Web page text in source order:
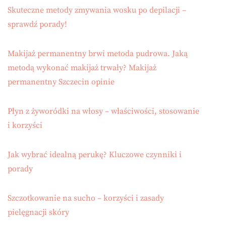
Skuteczne metody zmywania wosku po depilacji –
sprawdź porady!
Makijaż permanentny brwi metoda pudrowa. Jaką
metodą wykonać makijaż trwały? Makijaż
permanentny Szczecin opinie
Płyn z żyworódki na włosy – właściwości, stosowanie
i korzyści
Jak wybrać idealną perukę? Kluczowe czynniki i
porady
Szczotkowanie na sucho – korzyści i zasady
pielęgnacji skóry